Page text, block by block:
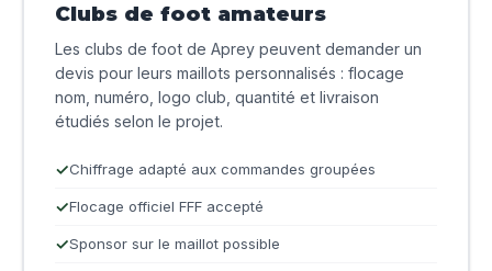
Clubs de foot amateurs
Les clubs de foot de Aprey peuvent demander un
devis pour leurs maillots personnalisés : flocage
nom, numéro, logo club, quantité et livraison
étudiés selon le projet.
Chiffrage adapté aux commandes groupées
Flocage officiel FFF accepté
Sponsor sur le maillot possible